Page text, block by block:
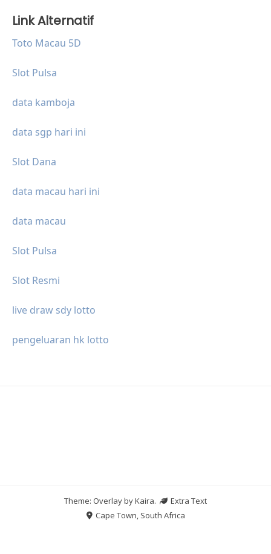
Link Alternatif
Toto Macau 5D
Slot Pulsa
data kamboja
data sgp hari ini
Slot Dana
data macau hari ini
data macau
Slot Pulsa
Slot Resmi
live draw sdy lotto
pengeluaran hk lotto
Theme: Overlay byKaira.
Extra Text
Cape Town, South Africa